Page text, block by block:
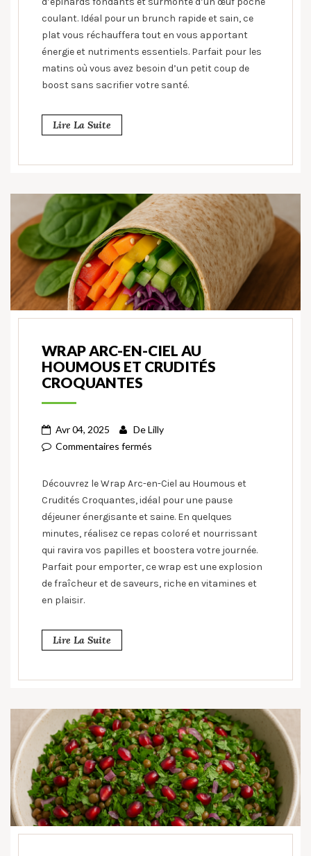
coulant. Idéal pour un brunch rapide et sain, ce
plat vous réchauffera tout en vous apportant
énergie et nutriments essentiels. Parfait pour les
matins où vous avez besoin d’un petit coup de
boost sans sacrifier votre santé.
Lire La Suite
WRAP ARC-EN-CIEL AU
HOUMOUS ET CRUDITÉS
CROQUANTES
Avr 04, 2025 DeLilly
Commentaires fermés
Découvrez le Wrap Arc-en-Ciel au Houmous et
Crudités Croquantes, idéal pour une pause
déjeuner énergisante et saine. En quelques
minutes, réalisez ce repas coloré et nourrissant
qui ravira vos papilles et boostera votre journée.
Parfait pour emporter, ce wrap est une explosion
de fraîcheur et de saveurs, riche en vitamines et
en plaisir.
Lire La Suite